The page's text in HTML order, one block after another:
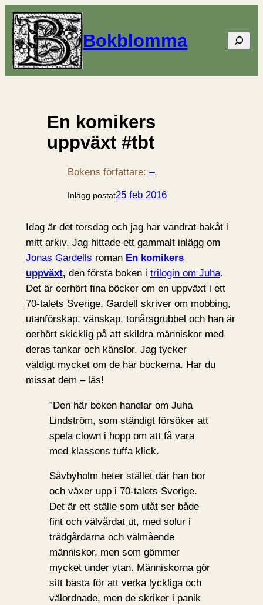
Bokblomma Sök
En komikers
uppväxt #tbt
Bokens författare:–.
Inlägg postat25 feb 2016
Idag är det torsdag och jag har vandrat bakåt i
mitt arkiv. Jag hittade ett gammalt inlägg om
Jonas Gardells roman En komikers
uppväxt, den första boken i trilogin om Juha.
Det är oerhört fina böcker om en uppväxt i ett
70-talets Sverige. Gardell skriver om mobbing,
utanförskap, vänskap, tonårsgrubbel och han är
oerhört skicklig på att skildra människor med
deras tankar och känslor. Jag tycker
väldigt mycket om de här böckerna. Har du
missat dem – läs!
”Den här boken handlar om Juha
Lindström, som ständigt försöker att
spela clown i hopp om att få vara
med klassens tuffa klick.
Sävbyholm heter stället där han bor
och växer upp i 70-talets Sverige.
Det är ett ställe som utåt ser både
fint och välvårdat ut, med solur i
trädgårdarna och välmående
människor, men som gömmer
mycket under ytan. Människorna gör
sitt bästa för att verka lyckliga och
välordnade, men de skriker i panik